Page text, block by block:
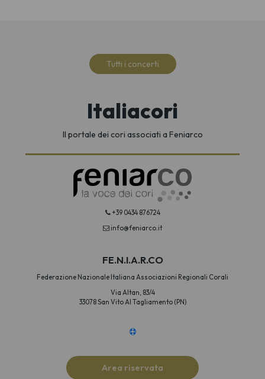
Tutti i concerti
Italiacori
Il portale dei cori associati a Feniarco
+39 0434 876724
info@feniarco.it
FE.N.I.A.R.CO
Federazione Nazionale Italiana Associazioni Regionali Corali
Via Altan, 83/4
33078 San Vito Al Tagliamento (PN)
Area riservata